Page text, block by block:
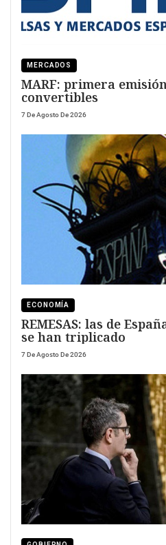
MERCADOS
MARF: primera
convertibles
7 De Agosto De 2026
ECONOMÍA
REMESAS: las de
se han triplicado
7 De Agosto De 2026